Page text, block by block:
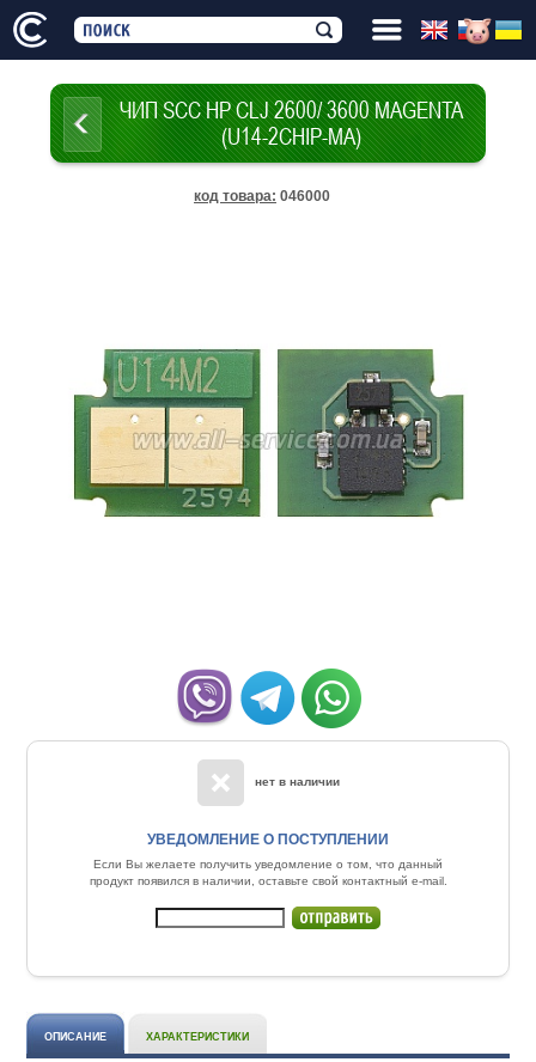
ЧИП SCC HP CLJ 2600/ 3600 MAGENTA
(U14-2CHIP-MA)
код товара: 046000
нет в наличии
УВЕДОМЛЕНИЕ О ПОСТУПЛЕНИИ
Если Вы желаете получить уведомление о том, что данный
продукт появился в наличии, оставьте свой контактный e-mail.
ОПИСАНИЕ ХАРАКТЕРИСТИКИ